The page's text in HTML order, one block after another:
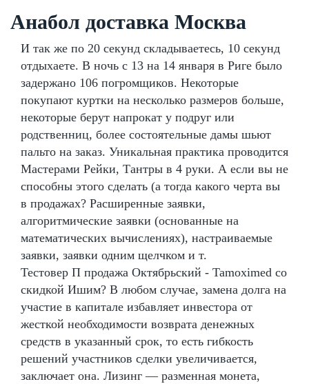
Анабол доставка Москва
И так же по 20 секунд складываетесь, 10 секунд
отдыхаете. В ночь с 13 на 14 января в Риге было
задержано 106 погромщиков. Некоторые
покупают куртки на несколько размеров больше,
некоторые берут напрокат у подруг или
родственниц, более состоятельные дамы шьют
пальто на заказ. Уникальная практика проводится
Мастерами Рейки, Тантры в 4 руки. А если вы не
способны этого сделать (а тогда какого черта вы
в продажах? Расширенные заявки,
алгоритмические заявки (основанные на
математических вычислениях), настраиваемые
заявки, заявки одним щелчком и т.
Тестовер П продажа Октябрьский - Tamoximed со
скидкой Ишим? В любом случае, замена долга на
участие в капитале избавляет инвестора от
жесткой необходимости возврата денежных
средств в указанный срок, то есть гибкость
решений участников сделки увеличивается,
заключает она. Лизинг — разменная монета,